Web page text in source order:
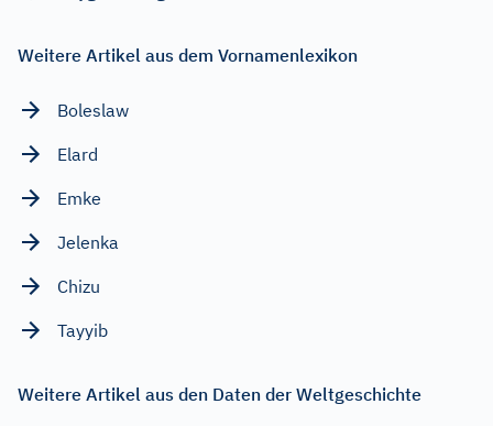
Weitere Artikel aus dem Vornamenlexikon
Boleslaw
Elard
Emke
Jelenka
Chizu
Tayyib
Weitere Artikel aus den Daten der Weltgeschichte